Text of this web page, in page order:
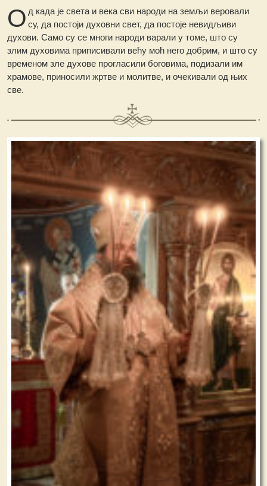
О д када је света и века сви народи на земљи веровали
су, да постоји духовни свет, да постоје невидљиви
духови. Само су се многи народи варали у томе, што су
злим духовима приписивали већу моћ него добрим, и што су
временом зле духове прогласили боговима, подизали им
храмове, приносили жртве и молитве, и очекивали од њих
све.